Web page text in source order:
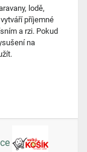
lodě,
příjemné
a rzi. Pokud
na